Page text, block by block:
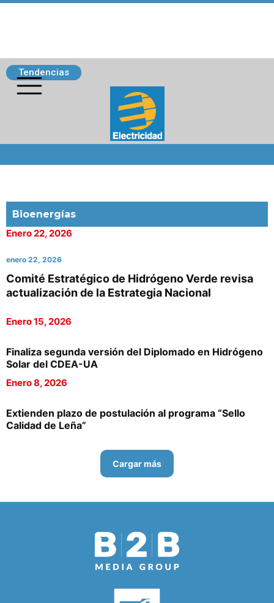
Tendencias
Bioenergías
Enero 22, 2026
enero 22, 2026
Comité Estratégico de Hidrógeno Verde revisa
actualización de la Estrategia Nacional
Enero 15, 2026
Finaliza segunda versión del Diplomado en Hidrógeno
Solar del CDEA-UA
Enero 8, 2026
Extienden plazo de postulación al programa “Sello
Calidad de Leña”
Cargar más